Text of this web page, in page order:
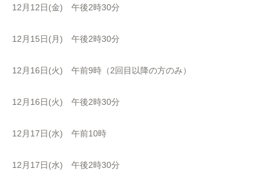
12月12日(金) 午後2時30分
12月15日(月) 午後2時30分
12月16日(火) 午前9時（2回目以降の方のみ）
12月16日(火) 午後2時30分
12月17日(水) 午前10時
12月17日(水) 午後2時30分